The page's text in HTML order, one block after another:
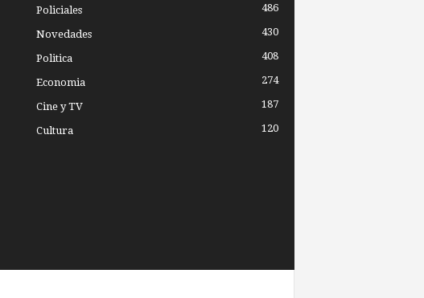
Policiales 486
Novedades 430
Politica 408
Economia 274
Cine y TV 187
Cultura 120